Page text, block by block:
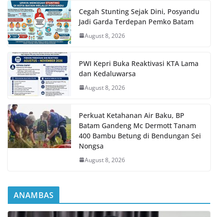
Cegah Stunting Sejak Dini, Posyandu
Jadi Garda Terdepan Pemko Batam
August 8, 2026
PWI Kepri Buka Reaktivasi KTA Lama
dan Kedaluwarsa
August 8, 2026
Perkuat Ketahanan Air Baku, BP
Batam Gandeng Mc Dermott Tanam
400 Bambu Betung di Bendungan Sei
Nongsa
August 8, 2026
ANAMBAS